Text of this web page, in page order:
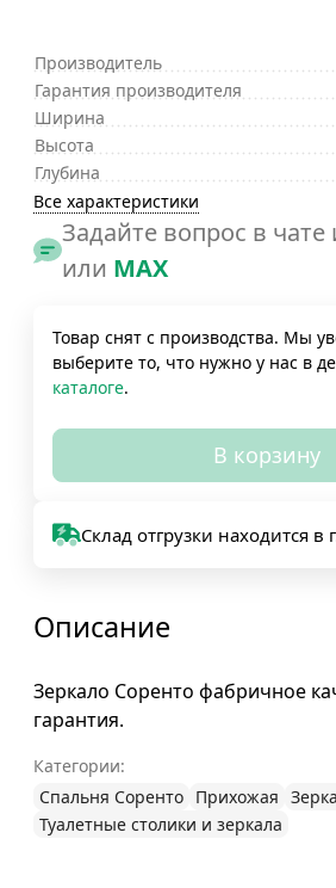
Производитель
Гарантия производителя
Ширина
Высота
Глубина
Все характеристики
Задайте вопрос в чате
или MAX
Товар снят с производства. Мы
выберите то, что нужно у нас в
каталоге.
В корзину
Склад отгрузки находится в
Описание
Зеркало Соренто фабричное
гарантия.
Категории:
Спальня Соренто Прихожая
Туалетные столики и зеркала